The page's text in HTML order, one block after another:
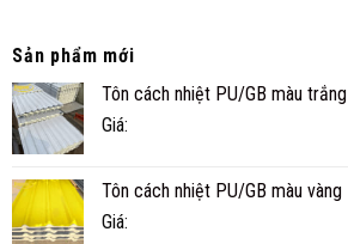
CÀ
KHÔNG?
BAO
Sản phẩm mới
Tôn cách nhiệt PU/GB màu trắng
Giá:
Tôn cách nhiệt PU/GB màu vàng
Giá: